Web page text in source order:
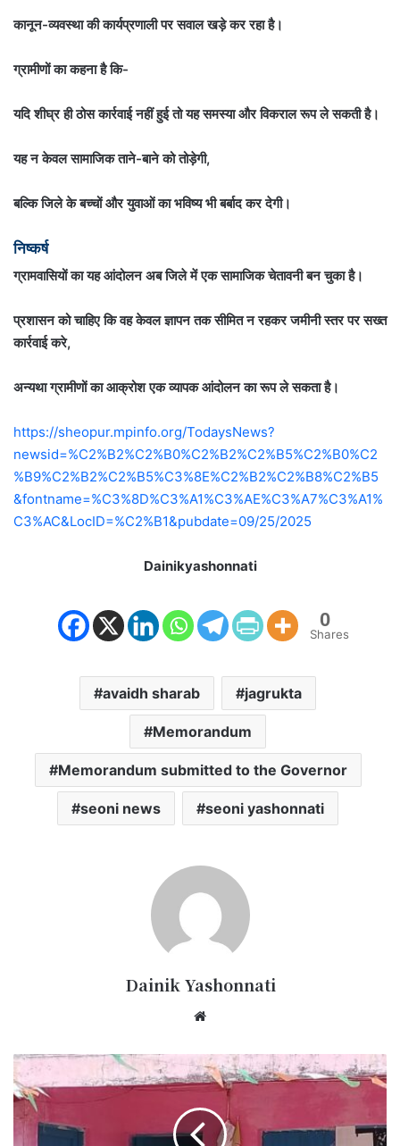
कानून-व्यवस्था की कार्यप्रणाली पर सवाल खड़े कर रहा है।
ग्रामीणों का कहना है कि-
यदि शीघ्र ही ठोस कार्रवाई नहीं हुई तो यह समस्या और विकराल रूप ले सकती है।
यह न केवल सामाजिक ताने-बाने को तोड़ेगी,
बल्कि जिले के बच्चों और युवाओं का भविष्य भी बर्बाद कर देगी।
निष्कर्ष
ग्रामवासियों का यह आंदोलन अब जिले में एक सामाजिक चेतावनी बन चुका है।
प्रशासन को चाहिए कि वह केवल ज्ञापन तक सीमित न रहकर जमीनी स्तर पर सख्त
कार्रवाई करे,
अन्यथा ग्रामीणों का आक्रोश एक व्यापक आंदोलन का रूप ले सकता है।
https://sheopur.mpinfo.org/TodaysNews?
newsid=%C2%B2%C2%B0%C2%B2%C2%B5%C2%B0%C2
%B9%C2%B2%C2%B5%C3%8E%C2%B2%C2%B8%C2%B5
&fontname=%C3%8D%C3%A1%C3%AE%C3%A7%C3%A1%
C3%AC&LocID=%C2%B1&pubdate=09/25/2025
Dainikyashonnati
0
Shares
avaidh sharab jagrukta
Memorandum
Memorandum submitted to the Governor
seoni news seoni yashonnati
Dainik Yashonnati
ग्राम
पंचायत
गोरखपुर
का
तोड़ा